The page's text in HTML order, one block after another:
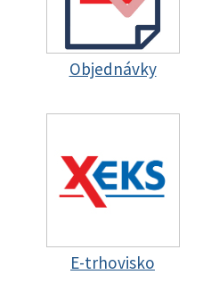
Objednávky
E-trhovisko